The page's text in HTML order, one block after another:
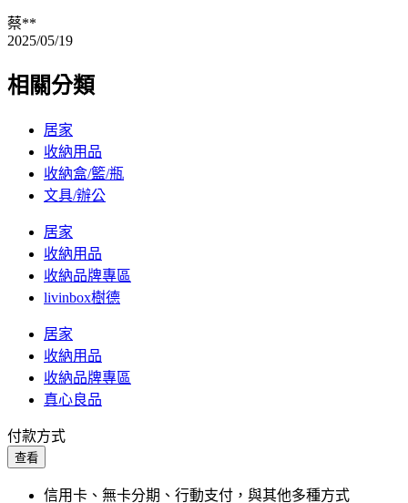
蔡**
2025/05/19
相關分類
居家
收納用品
收納盒/籃/瓶
文具/辦公
居家
收納用品
收納品牌專區
livinbox樹德
居家
收納用品
收納品牌專區
真心良品
付款方式
查看
信用卡、無卡分期、行動支付，與其他多種方式